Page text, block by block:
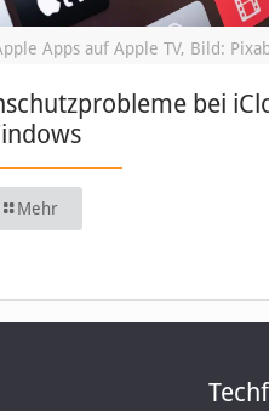
Apps auf Apple TV, Bild:
bei
Mehr